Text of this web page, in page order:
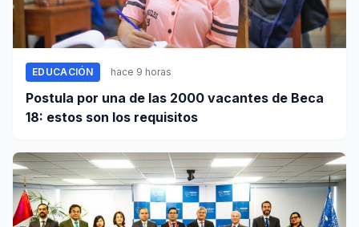
EDUCACIÓN hace 9 horas
Postula por una de las 2000 vacantes de Beca
18: estos son los requisitos